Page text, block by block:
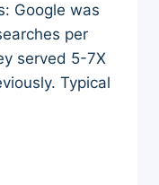
Google was
per
served 5-7X
Typical